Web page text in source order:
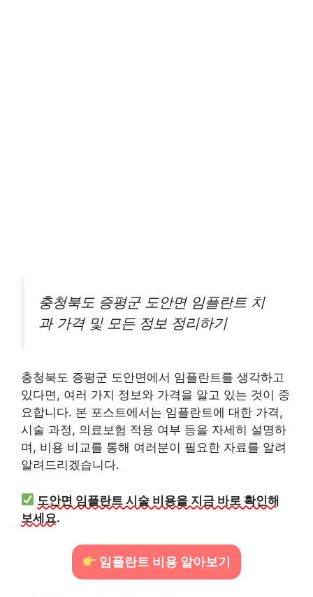
충청북도 증평군 도안면 임플란트 치
과 가격 및 모든 정보 정리하기
충청북도 증평군 도안면에서 임플란트를 생각하고
있다면, 여러 가지 정보와 가격을 알고 있는 것이 중
요합니다. 본 포스트에서는 임플란트에 대한 가격,
시술 과정, 의료보험 적용 여부 등을 자세히 설명하
며, 비용 비교를 통해 여러분이 필요한 자료를 알려
알려드리겠습니다.
도안면 임플란트 시술 비용을 지금 바로 확인해
보세요.
임플란트 비용 알아보기